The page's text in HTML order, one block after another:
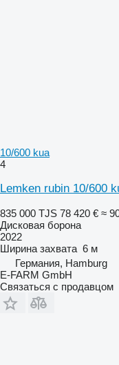
10/600 kua
4
Lemken rubin 10/600
835 000 TJS 78 420 € ≈
Дисковая борона
2022
Ширина захвата 6 м
Германия, Hamburg
E-FARM GmbH
Связаться с продавцом